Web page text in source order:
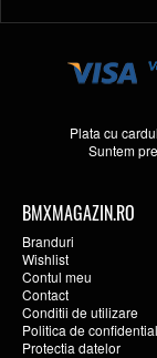
Plata cu
Suntem
BMXMAGAZIN.RO
Branduri
Wishlist
Contul meu
Contact
Conditii de utilizare
Politica de
Protectia datelor